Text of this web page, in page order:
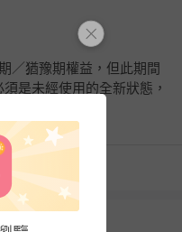
／猶豫期權益，但此期間
是未經使用的全新狀態，
贈品等。
含例假日內提出），如為
咪愛負責處理，若非瑕疵
出貨』中查詢該筆訂單，
。若有相關退貨問題，請